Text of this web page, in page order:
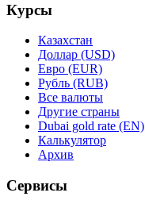
Курсы
Казахстан
Доллар (USD)
Евро (EUR)
Рубль (RUB)
Все валюты
Другие страны
Dubai gold rate (EN)
Калькулятор
Архив
Сервисы